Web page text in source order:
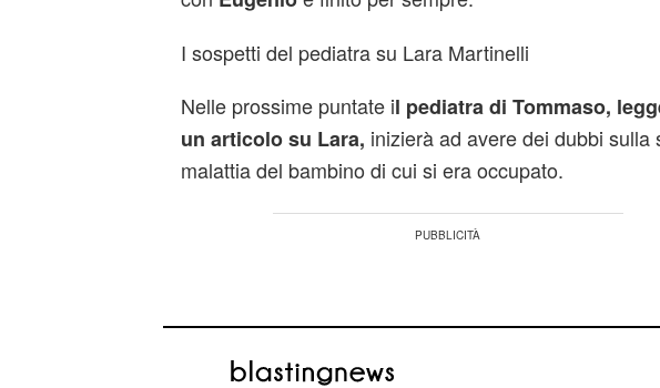
I sospetti del pediatra su Lara Martinelli
Nelle prossime puntate il pediatra di Tommaso,
un articolo su Lara, inizierà ad avere dei dubbi sulla
malattia del bambino di cui si era occupato.